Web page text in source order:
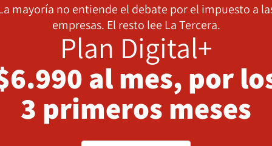
mayoría no entiende el debate por el impuesto a
empresas. El resto lee La Tercera.
Plan Digital+
al mes, por
3 primeros meses